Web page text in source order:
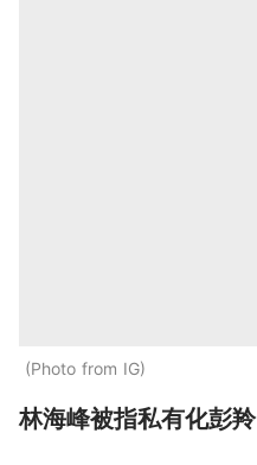
Photo from IG
林海峰被指私有化彭羚